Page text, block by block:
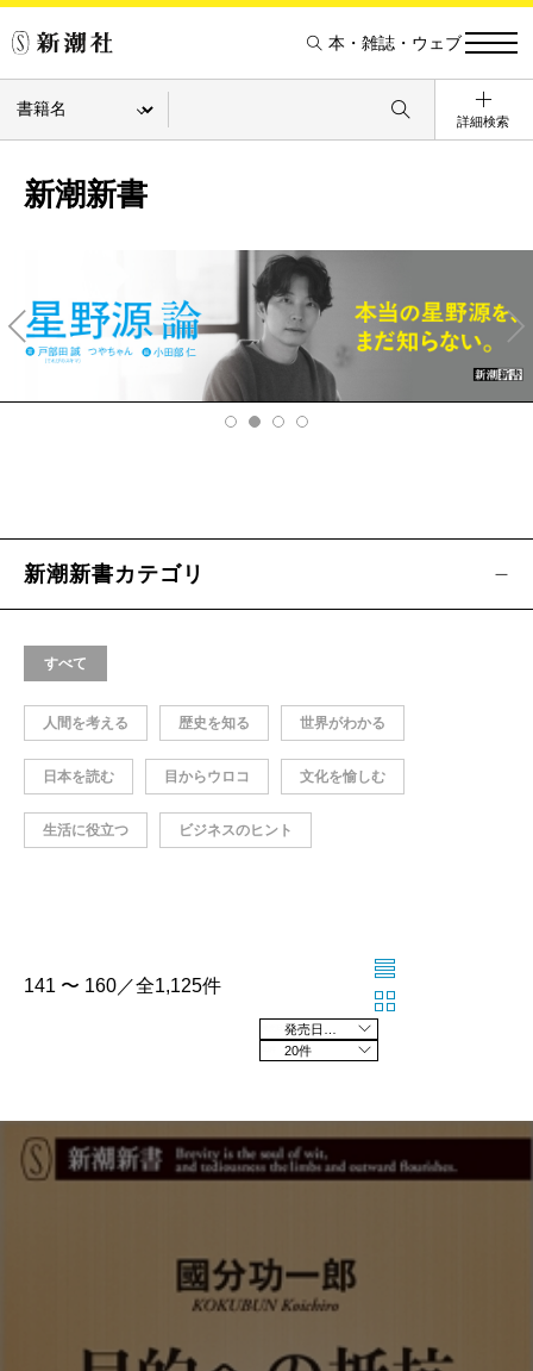
本・雑誌・ウェブ
詳細検索
新潮新書
v
Ne
xt
新潮新書カテゴリ
すべて
人間を考える 歴史を知る 世界がわかる
日本を読む 目からウロコ 文化を愉しむ
生活に役立つ ビジネスのヒント
141 〜 160／全1,125件
20件